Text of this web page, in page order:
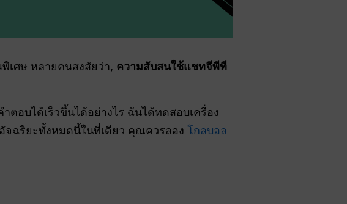
เศษ หลายคนสงสัยว่า, ความสับสนใช้แชทจีพีที
อบได้เร็วขึ้นได้อย่างไร ฉันได้ทดสอบเครื่อง
จฉริยะทั้งหมดนี้ในที่เดียว คุณควรลอง โกลบอล